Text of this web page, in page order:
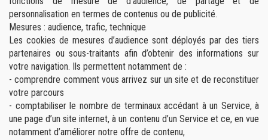
personnalisation en termes de contenus ou de publicité.
Mesures : audience, trafic, technique
Les cookies de mesures d’audience sont déployés par des tiers
partenaires ou sous-traitants afin d’obtenir des informations sur
votre navigation. Ils permettent notamment de :
- comprendre comment vous arrivez sur un site et de reconstituer
votre parcours
- comptabiliser le nombre de terminaux accédant à un Service, à
une page d’un site internet, à un contenu d’un Service et ce, en vue
notamment d’améliorer notre offre de contenu,